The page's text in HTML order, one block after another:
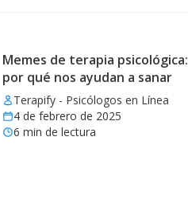
Memes de terapia psicológica:
por qué nos ayudan a sanar
Terapify - Psicólogos en Línea
4 de febrero de 2025
6 min de lectura